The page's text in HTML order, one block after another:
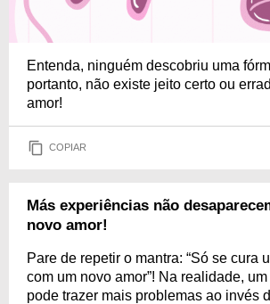
Entenda, ninguém descobriu uma
portanto, não existe jeito certo ou
amor!
COPIAR
Más experiências não
novo amor!
Pare de repetir o mantra: “Só se cura
com um novo amor”! Na realidade,
pode trazer mais problemas ao invés